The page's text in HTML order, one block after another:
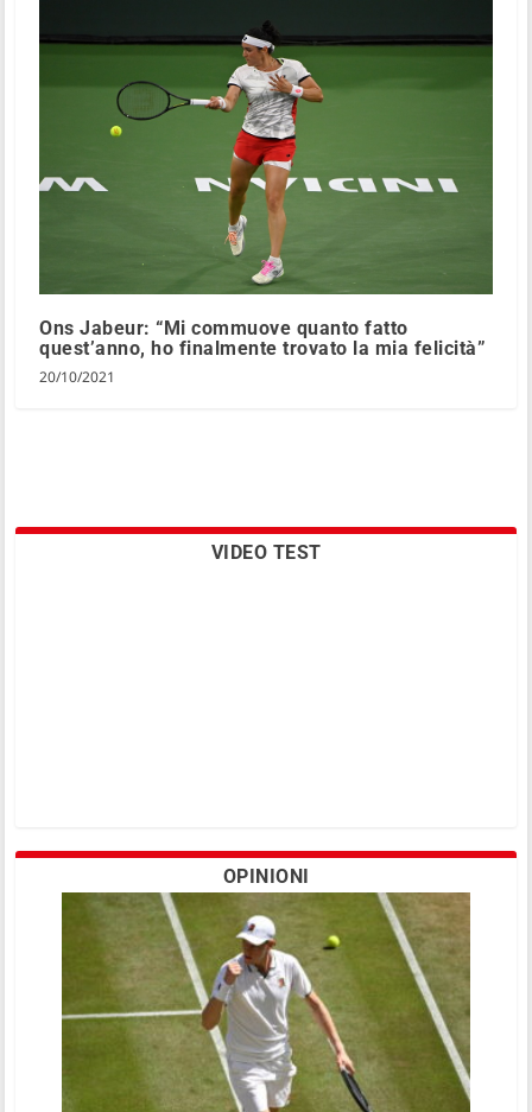
Ons Jabeur: “Mi commuove quanto fatto
quest’anno, ho finalmente trovato la mia felicità”
20/10/2021
VIDEO TEST
OPINIONI